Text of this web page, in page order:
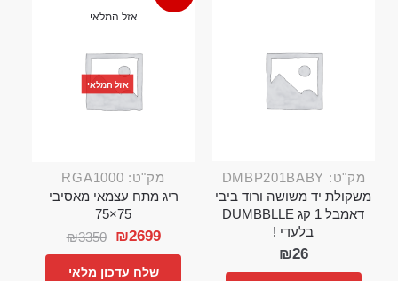
מק"ט: DMBP201BABY
משקולת יד משושה ורוד ביבי
דאמבל 1 קג DUMBBLLE
בלעדי !
₪26
אזל המלאי
אזל המלאי
מק"ט: RGA1000
ריג מתח עצמאי מאסיבי
75×75
₪3350 ₪2699
שלח עדכון מלאי